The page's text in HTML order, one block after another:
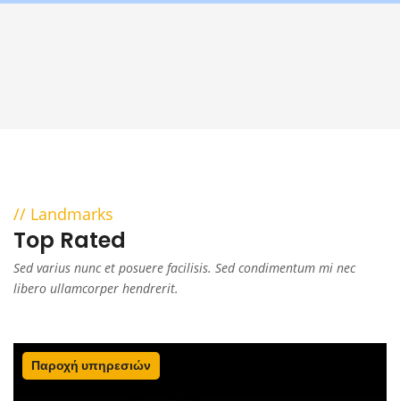
Landmarks
Top Rated
Sed varius nunc et posuere facilisis. Sed condimentum mi nec
libero ullamcorper hendrerit.
Παροχή υπηρεσιών